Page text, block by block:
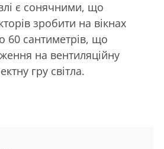
є сонячними, що
зробити на вікнах
60 сантиметрів, що
на вентиляційну
гру світла.